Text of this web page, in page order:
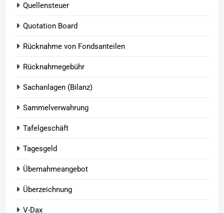
Quellensteuer
Quotation Board
Rücknahme von Fondsanteilen
Rücknahmegebühr
Sachanlagen (Bilanz)
Sammelverwahrung
Tafelgeschäft
Tagesgeld
Übernahmeangebot
Überzeichnung
V-Dax